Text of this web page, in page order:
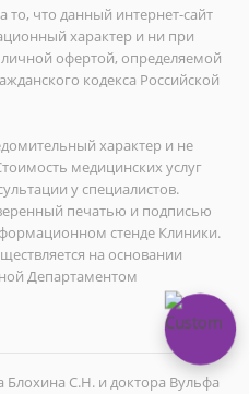
что данный интернет-сайт
характер и ни при
офертой, определяемой
кодекса Российской
характер и не
медицинских услуг
у специалистов.
печатью и подписью
стенде Клиники.
на основании
Департаментом
Блохина С.Н. и доктора Вульфа